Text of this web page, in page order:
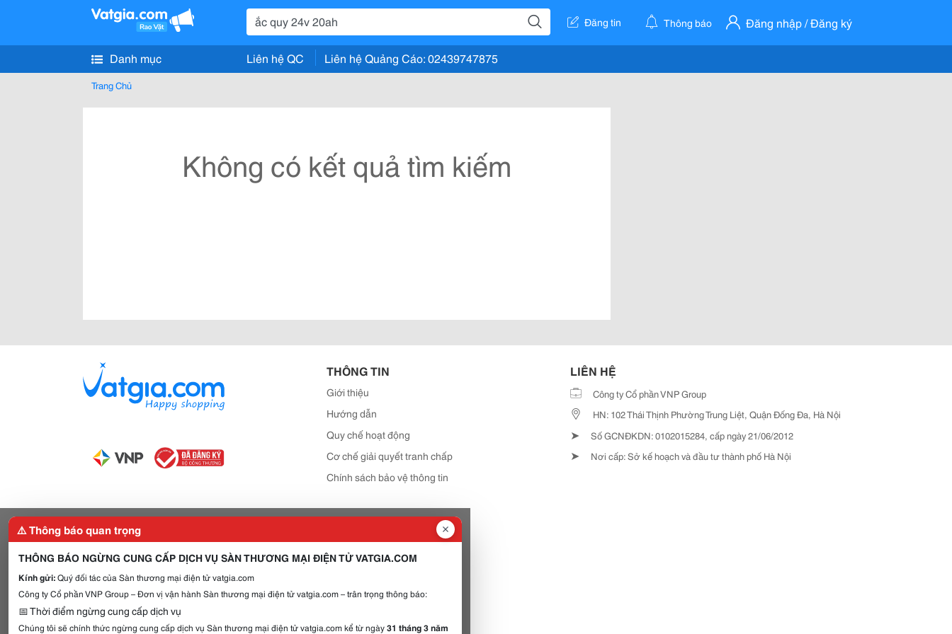
Đăng tin Thông báo Đăng nhập / Đăng ký
Danh mục Liên hệ QC Liên hệ Quảng Cáo: 02439747875
Trang Chủ
Không có kết quả tìm kiếm
THÔNG TIN
Giới thiệu
Hướng dẫn
Quy chế hoạt động
Cơ chế giải quyết tranh chấp
Chính sách bảo vệ thông tin
LIÊN HỆ
Công ty Cổ phần VNP Group
HN: 102 Thái Thịnh Phường Trung Liệt, Quận Đống Đa, Hà Nội
➤ Số GCNĐKDN: 0102015284, cấp ngày 21/06/2012
➤ Nơi cấp: Sở kế hoạch và đầu tư thành phố Hà Nội
⚠️ Thông báo quan trọng
THÔNG BÁO NGỪNG CUNG CẤP DỊCH VỤ SÀN THƯƠNG MẠI ĐIỆN TỬ VATGIA.COM
Kính gửi:Quý đối tác của Sàn thương mại điện tử vatgia.com
Công ty Cổ phần VNP Group – Đơn vị vận hành Sàn thương mại điện tử vatgia.com – trân trọng thông báo:
📅 Thời điểm ngừng cung cấp dịch vụ
Chúng tôi sẽ chính thức ngừng cung cấp dịch vụ Sàn thương mại điện tử vatgia.com kể từ ngày31 tháng 3 năm